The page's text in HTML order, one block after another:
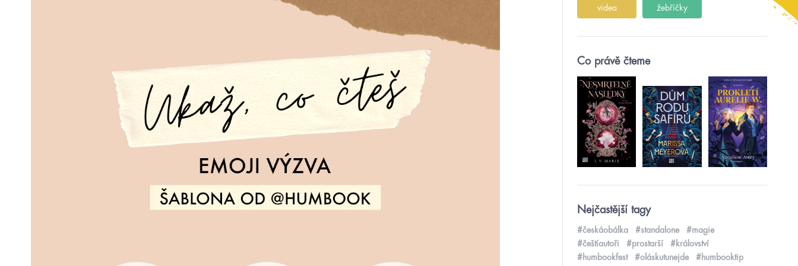
videa žebříčky
Co právě čteme
Nejčastější tagy
#českáobálka #standalone
#magie
#češtíautoři
#prostarší
#království
#humbookfest
#oláskutunejde
#humbooktip